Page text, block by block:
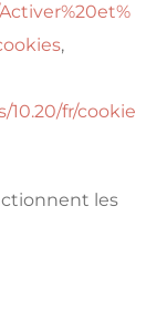
,
fr/cookie
les